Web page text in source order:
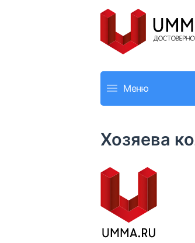
Меню
Хозяева